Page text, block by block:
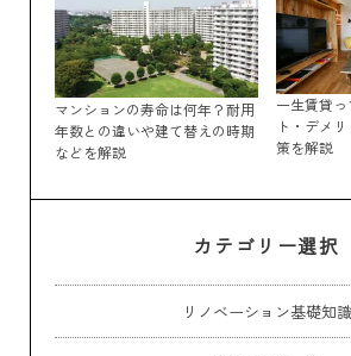
マンションの寿命は何年？耐用
年数との違いや建て替えの時期
などを解説
一生賃貸
ト・デメ
策を解説
カテゴリー選択
リノベーション基礎知識